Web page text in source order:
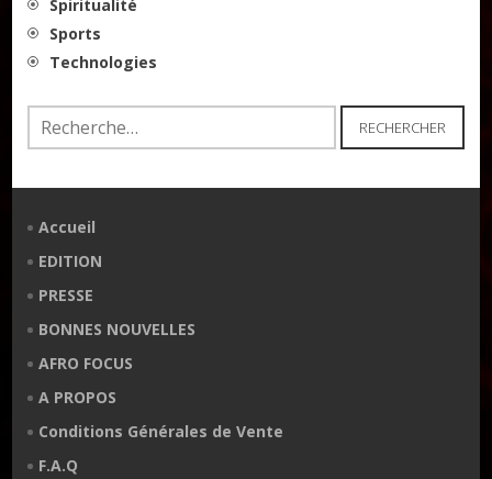
Spiritualité
Sports
Technologies
Rechercher :
Accueil
EDITION
PRESSE
BONNES NOUVELLES
AFRO FOCUS
A PROPOS
Conditions Générales de Vente
F.A.Q